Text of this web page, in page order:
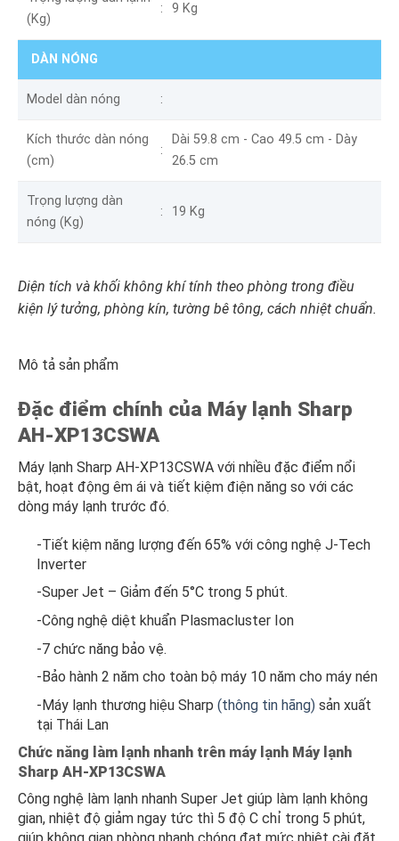
(Kg)
9 Kg
DÀN NÓNG
Model dàn nóng
Kích thước dàn nóng
(cm)
Dài 59.8 cm - Cao 49.5 cm - Dày
26.5 cm
Trọng lượng dàn
nóng (Kg)
19 Kg
Diện tích và khối không khí tính theo phòng trong điều
kiện lý tưởng, phòng kín, tường bê tông, cách nhiệt chuẩn.
Mô tả sản phẩm
Đặc điểm chính của Máy lạnh Sharp
AH-XP13CSWA
Máy lạnh Sharp AH-XP13CSWA với nhiều đặc điểm nổi
bật, hoạt động êm ái và tiết kiệm điện năng so với các
dòng máy lạnh trước đó.
-Tiết kiệm năng lượng đến 65% với công nghệ J-Tech
Inverter
-Super Jet – Giảm đến 5°C trong 5 phút.
-Công nghệ diệt khuẩn Plasmacluster Ion
-7 chức năng bảo vệ.
-Bảo hành 2 năm cho toàn bộ máy 10 năm cho máy nén
-Máy lạnh thương hiệu Sharp (thông tin hãng)sản xuất
tại Thái Lan
Chức năng làm lạnh nhanh trên máy lạnh Máy lạnh
Sharp AH-XP13CSWA
Công nghệ làm lạnh nhanh Super Jet giúp làm lạnh không
gian, nhiệt độ giảm ngay tức thì 5 độ C chỉ trong 5 phút,